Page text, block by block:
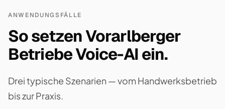
ANWENDUNGSFÄLLE
So setzen Vorarlberger
Betriebe Voice-AI ein.
Drei typische Szenarien — vom Handwerksbetrieb
bis zur Praxis.